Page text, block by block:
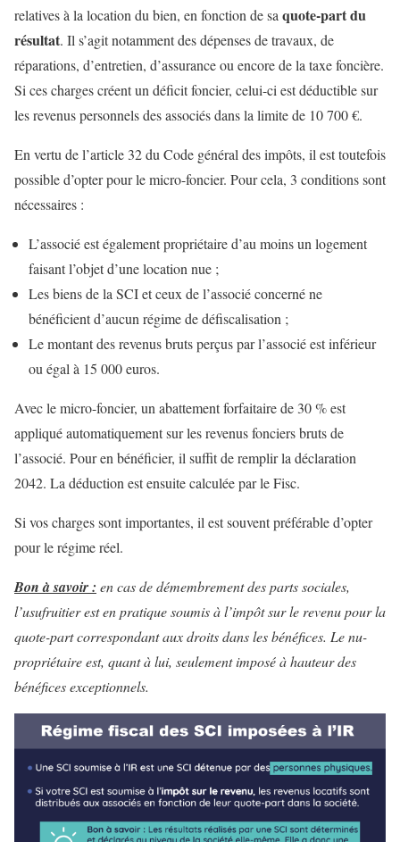
relatives à la location du bien, en fonction de sa quote-part du
résultat. Il s’agit notamment des dépenses de travaux, de
réparations, d’entretien, d’assurance ou encore de la taxe foncière.
Si ces charges créent un déficit foncier, celui-ci est déductible sur
les revenus personnels des associés dans la limite de 10 700 €.
En vertu de l’article 32 du Code général des impôts, il est toutefois
possible d’opter pour le micro-foncier. Pour cela, 3 conditions sont
nécessaires :
L’associé est également propriétaire d’au moins un logement
faisant l’objet d’une location nue ;
Les biens de la SCI et ceux de l’associé concerné ne
bénéficient d’aucun régime de défiscalisation ;
Le montant des revenus bruts perçus par l’associé est inférieur
ou égal à 15 000 euros.
Avec le micro-foncier, un abattement forfaitaire de 30 % est
appliqué automatiquement sur les revenus fonciers bruts de
l’associé. Pour en bénéficier, il suffit de remplir la déclaration
2042. La déduction est ensuite calculée par le Fisc.
Si vos charges sont importantes, il est souvent préférable d’opter
pour le régime réel.
Bon à savoir : en cas de démembrement des parts sociales,
l’usufruitier est en pratique soumis à l’impôt sur le revenu pour la
quote-part correspondant aux droits dans les bénéfices. Le nu-
propriétaire est, quant à lui, seulement imposé à hauteur des
bénéfices exceptionnels.